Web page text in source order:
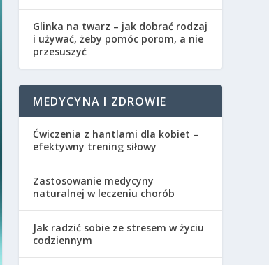
Glinka na twarz – jak dobrać rodzaj
i używać, żeby pomóc porom, a nie
przesuszyć
MEDYCYNA I ZDROWIE
Ćwiczenia z hantlami dla kobiet –
efektywny trening siłowy
Zastosowanie medycyny
naturalnej w leczeniu chorób
Jak radzić sobie ze stresem w życiu
codziennym